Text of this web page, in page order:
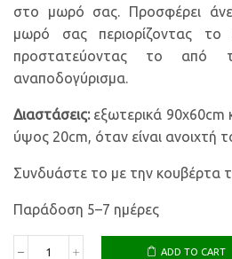
στο μωρό σας. Προσφέρει
μωρό σας περιορίζοντας
προστατεύοντας το από
αναποδογύρισμα.
Διαστάσεις:εξωτερικά 90x60cm
ύψος 20cm, όταν είναι ανοιχτή
Συνδυάστε το με την κουβέρτα
Παράδοση 5–7 ημέρες
ADD TO CART